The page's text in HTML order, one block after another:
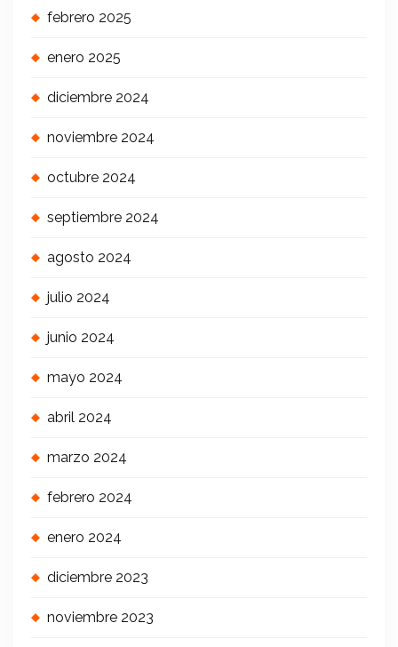
febrero 2025
enero 2025
diciembre 2024
noviembre 2024
octubre 2024
septiembre 2024
agosto 2024
julio 2024
junio 2024
mayo 2024
abril 2024
marzo 2024
febrero 2024
enero 2024
diciembre 2023
noviembre 2023